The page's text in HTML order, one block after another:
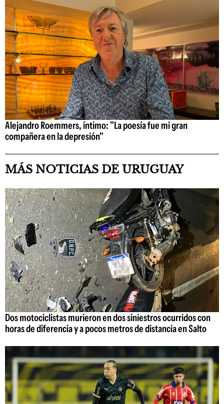
Alejandro Roemmers, íntimo: "La poesía fue mi gran
compañera en la depresión"
MÁS NOTICIAS DE URUGUAY
Dos motociclistas murieron en dos siniestros ocurridos con
horas de diferencia y a pocos metros de distancia en Salto